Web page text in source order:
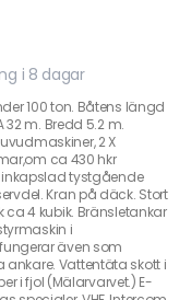
i 8 dagar
100 ton. Båtens längd
32 m. Bredd 5.2 m.
2 X
ca 430 hkr
inkapslad tystgående
Kran på däck. Stort
ca 4 kubik. Bränsletankar
i
även som
ankare. Vattentäta skott i
i fjol (Mälarvarvet.) E-